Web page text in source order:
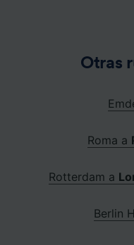
Otras
Roma a
Rotterdam a
Berlin